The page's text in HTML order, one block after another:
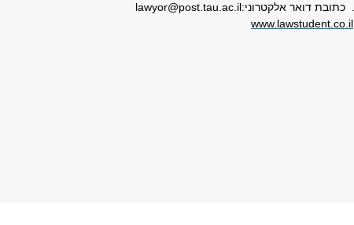
lawyor@post.tau.ac.il
www.lawstudent.co.il